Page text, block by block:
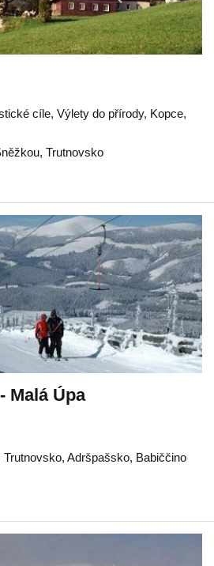
cíle, Výlety do přírody, Kopce,
, Trutnovsko
Malá Úpa
Trutnovsko, Adršpašsko, Babiččino